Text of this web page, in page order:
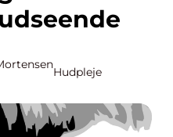
Hudpleje